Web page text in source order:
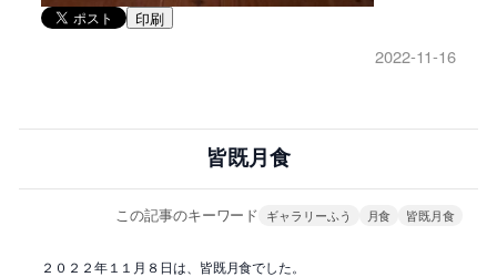
印刷
2022-11-16
皆既月食
この記事のキーワード ギャラリーふう 月食 皆既月食
２０２２年１１月８日は、皆既月食でした。